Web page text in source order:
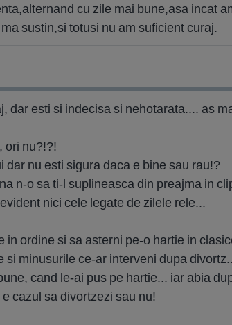
cu zile mai bune,asa incat
sustin,si totusi nu am suficient curaj.
dar esti si indecisa si nehotarata.... as
ori nu?!?!
dar nu esti sigura daca e bine sau rau!?
n-o sa ti-l suplineasca din preajma in
nici cele legate de zilele rele...
in ordine si sa asterni pe-o hartie in
si minusurile ce-ar interveni dupa
cand le-ai pus pe hartie... iar abia
cazul sa divortzezi sau nu!